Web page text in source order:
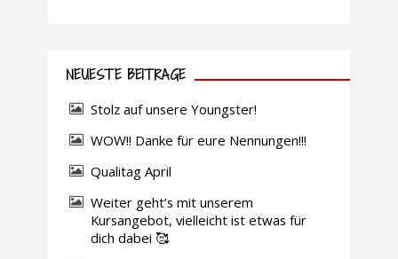
NEUESTE BEITRÄGE
Stolz auf unsere Youngster!
WOW!! Danke für eure Nennungen!!!
Qualitag April
Weiter geht’s mit unserem
Kursangebot, vielleicht ist etwas für
dich dabei 🥰